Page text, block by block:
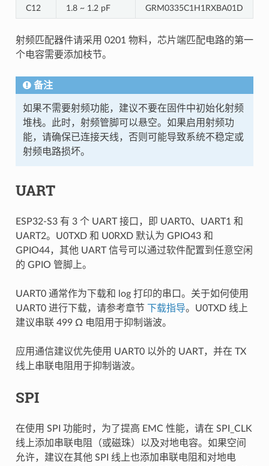
C12 1.8 ~ 1.2 pF GRM0335C1H1RXBA01D
射频匹配器件请采用 0201 物料，芯片端匹配电路的第一
个电容需要添加枝节。
备注
如果不需要射频功能，建议不要在固件中初始化射频
堆栈。此时，射频管脚可以悬空。如果启用射频功
能，请确保已连接天线，否则可能导致系统不稳定或
射频电路损坏。
UART
ESP32-S3 有 3 个 UART 接口，即 UART0、UART1 和
UART2。U0TXD 和 U0RXD 默认为 GPIO43 和
GPIO44，其他 UART 信号可以通过软件配置到任意空闲
的 GPIO 管脚上。
UART0 通常作为下载和 log 打印的串口。关于如何使用
UART0 进行下载，请参考章节 下载指导。U0TXD 线上
建议串联 499 Ω 电阻用于抑制谐波。
应用通信建议优先使用 UART0 以外的 UART，并在 TX
线上串联电阻用于抑制谐波。
SPI
在使用 SPI 功能时，为了提高 EMC 性能，请在 SPI_CLK
线上添加串联电阻（或磁珠）以及对地电容。如果空间
允许，建议在其他 SPI 线上也添加串联电阻和对地电